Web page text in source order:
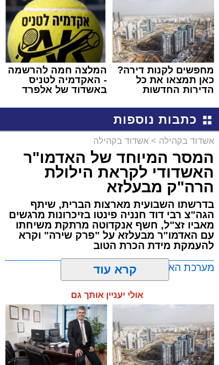
מחפשים לקנות דירה?
כאן תמצאו את כל
הדירות החדשות
המלצה חמה להרשמה
- האקדמיה לטניס
באשדוד של אלפרד
כתבות נוספות
אשדוד בקהילה > אשדוד בקהילה
המסר המיוחד של האדמו"ר
האשדודי לקראת הילולת
הרה"ק מבעלזא
בדרשתו השבועית מארצות הברית, שיתף
הגה"צ רבי דוד חנניה פינטו בזיכרונות מרגשים
מאביו זצ"ל, חשף אנקדוטה מרתקת משיחתו
עם האדמו"ר מבעלזא על "פרק שירה" וקרא
להעמקת מידת הכרת הטוב
מערכת האתר / 00:23 06.08.26
תגים:אשדוד, בעלזא, הילולא
קרא עוד
אולי יעניין אותך גם